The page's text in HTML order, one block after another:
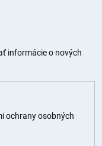
informácie o nových
ochrany osobných